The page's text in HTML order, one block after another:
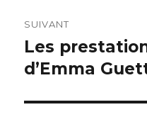
SUIVANT
Publication
suivante :
Les
d’Emma